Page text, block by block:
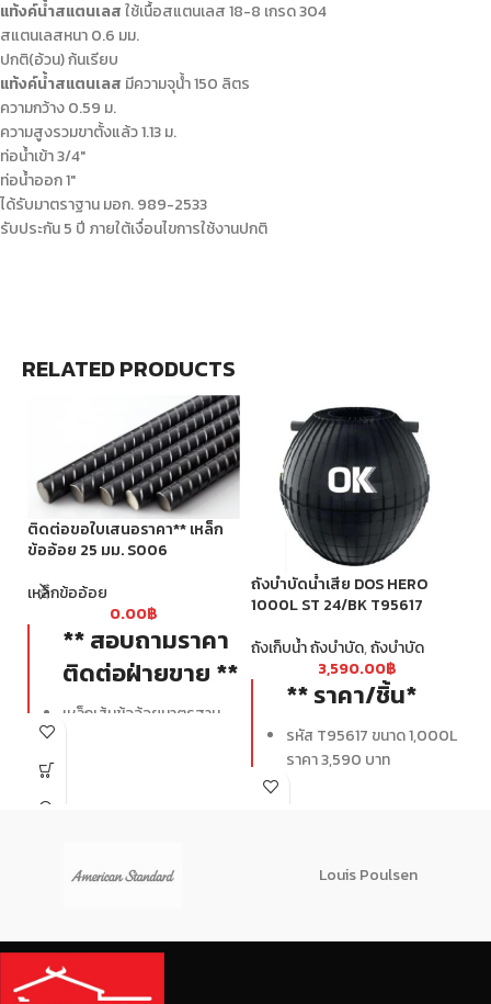
แท้งค์น้ําสแตนเลสใช้เนื้อสแตนเลส 18-8 เกรด 304
สแตนเลสหนา 0.6 มม.
ปกติ(อ้วน) ก้นเรียบ
แท้งค์น้ําสแตนเลส มีความจุน้ํา 150 ลิตร
ความกว้าง 0.59 ม.
ความสูงรวมขาตั้งแล้ว 1.13 ม.
ท่อน้ำเข้า 3/4″
ท่อน้ำออก 1″
ได้รับมาตราฐาน มอก. 989-2533
รับประกัน 5 ปี ภายใต้เงื่อนไขการใช้งานปกติ
RELATED PRODUCTS
ติดต่อขอใบเสนอราคา** เหล็ก
ข้ออ้อย 25 มม. S006
เหล็กข้ออ้อย
0.00฿
** สอบถามราคา
ติดต่อฝ่ายขาย **
เหล็กเส้นข้ออ้อยมาตรฐาน
ไม่มีรอยปริและแตกร้าว
ทำให้ได้เหล็กที่บริสุทธิ์ เป็น
เนื้อเดียวกัน
ถังบำบัดน้ำเสีย DOS HERO
1000L ST 24/BK T95617
ถังเก็บน้ำ ถังบำบัด,ถังบำบัด
3,590.00฿
** ราคา/ชิ้น*
รหัส T95617 ขนาด 1,000L
ราคา 3,590 บาท
Louis Poulsen